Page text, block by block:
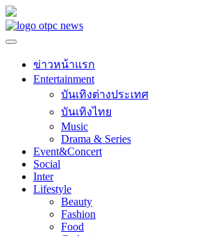
Skip
to
ข่าวหน้าแรก
Entertainment
บันเทิงต่างประเทศ
บันเทิงไทย
Music
Drama & Series
Event&Concert
Social
Inter
Lifestyle
Beauty
Fashion
Food